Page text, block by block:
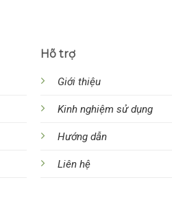
Hõ trợ
Giới thiệu
Kinh nghiệm sử dụng
Hướng dẫn
Liên hệ